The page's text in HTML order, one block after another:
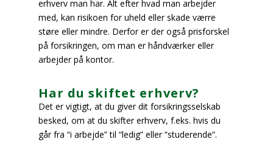
erhverv man har. Alt efter hvad man arbejder
med, kan risikoen for uheld eller skade værre
støre eller mindre. Derfor er der også prisforskel
på forsikringen, om man er håndværker eller
arbejder på kontor.
Har du skiftet erhverv?
Det er vigtigt, at du giver dit forsikringsselskab
besked, om at du skifter erhverv, f.eks. hvis du
går fra “i arbejde” til “ledig” eller “studerende”.